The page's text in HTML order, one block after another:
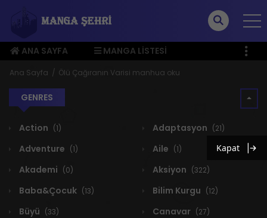
ANA SAYFA
MANGA LISTESI
ÜYE MENÜSÜ
Ana Sayfa Ölü Çağıranın Varisi manhua oku
GENRES
Action (1) Adaptasyon (21)
Adventure (1) Aile (1)
Akademi (0) Aksiyon (322)
Baba&Çocuk (13) Bilim Kurgu (12)
Büyü (33) Canavar (27)
Kapat